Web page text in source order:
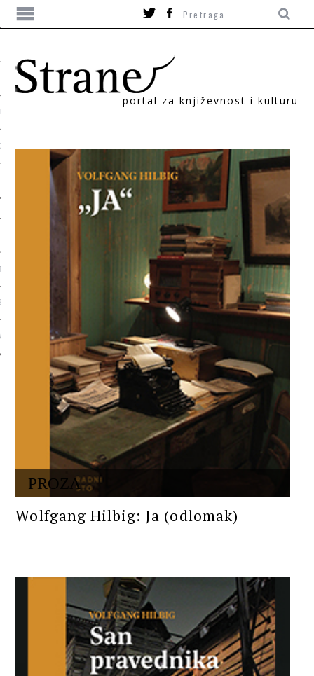
portal za književnost i kulturu
PROZA
Wolfgang Hilbig: Ja (odlomak)